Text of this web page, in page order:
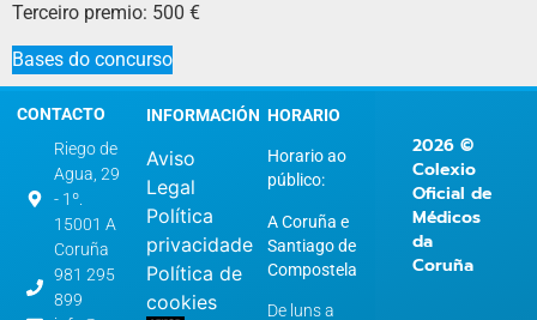
Terceiro premio: 500 €
Bases do concurso
CONTACTO
Riego de
Agua, 29
- 1º.
15001 A
Coruña
981 295
899
INFORMACIÓN
Aviso
Legal
Política
privacidade
Política de
cookies
HORARIO
Horario ao
público:
A Coruña e
Santiago de
Compostela
De luns a
2026 ©
Colexio
Oficial de
Médicos
da
Coruña